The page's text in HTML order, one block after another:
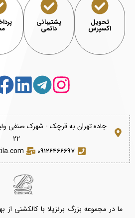
تحویل
اکسپرس
پشتیبانی
دائمی
جاده تهران به قرچک - شهرک صنفی
۲۲
۰۹۱۲۶۴۶۶۶۹۷
ما در مجموعه بزرگ برنزیلا با کالکشنی